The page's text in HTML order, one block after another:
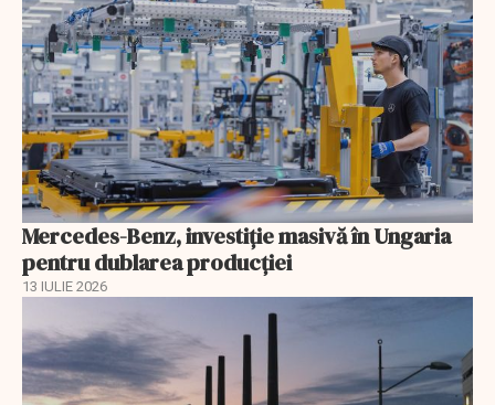
Mercedes-Benz, investiție masivă în Ungaria
pentru dublarea producției
13 IULIE 2026